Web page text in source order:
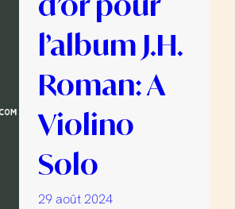
l’album J.H.
Roman: A
Violino
Solo
29 août 2024